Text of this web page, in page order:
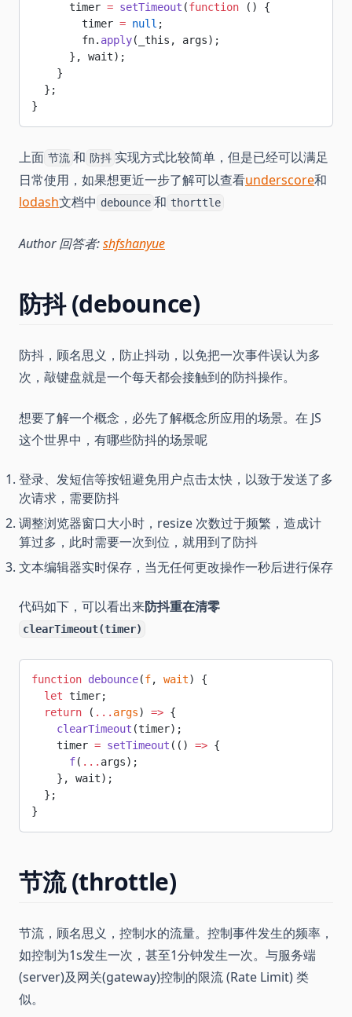
      timer
= setTimeout (function () {
        timer
= null ;
        fn.
apply(_this, args);
      }, wait);
    }
  };
}
上面 节流 和 防抖 实现方式比较简单，但是已经可以满足
日常使用，如果想更近一步了解可以查看underscore和
lodash文档中 debounce 和 thorttle
Author 回答者:shfshanyue
防抖 (debounce)
防抖，顾名思义，防止抖动，以免把一次事件误认为多
次，敲键盘就是一个每天都会接触到的防抖操作。
想要了解一个概念，必先了解概念所应用的场景。在 JS
这个世界中，有哪些防抖的场景呢
登录、发短信等按钮避免用户点击太快，以致于发送了多
次请求，需要防抖
调整浏览器窗口大小时，resize 次数过于频繁，造成计
算过多，此时需要一次到位，就用到了防抖
文本编辑器实时保存，当无任何更改操作一秒后进行保存
代码如下，可以看出来防抖重在清零
clearTimeout(timer)
function debounce(f, wait) {
  let
timer;
  return
( ... args) => {
    clearTimeout
(timer);
    timer
= setTimeout (() => {
      f
( ... args);
    }, wait);
  };
}
节流 (throttle)
节流，顾名思义，控制水的流量。控制事件发生的频率，
如控制为1s发生一次，甚至1分钟发生一次。与服务端
(server)及网关(gateway)控制的限流 (Rate Limit) 类
似。